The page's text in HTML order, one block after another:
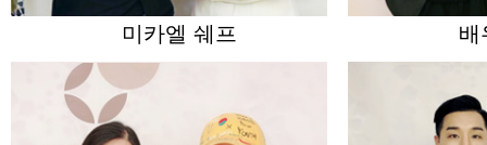
미카엘 쉐프 배